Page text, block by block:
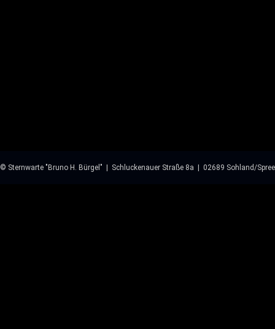
© Sternwarte "Bruno H. Bürgel" | Schluckenauer Straße 8a | 02689 Sohland/Spree